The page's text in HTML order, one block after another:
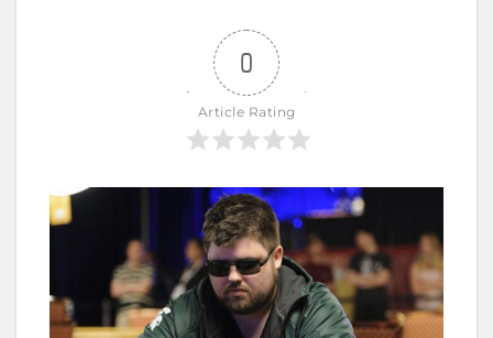
0
Article Rating